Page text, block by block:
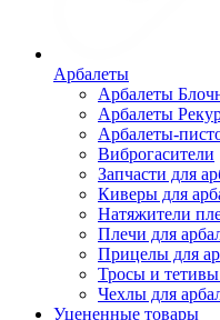
Арбалеты
Арбалеты
Арбалеты
Арбалеты-
Виброгасители
Запчасти для
Киверы для
Натяжители
Плечи для
Прицелы для
Тросы и тетивы
Чехлы для
Уцененные товары